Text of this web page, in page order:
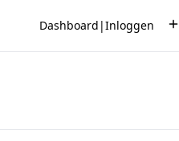
Dashboard |Inloggen